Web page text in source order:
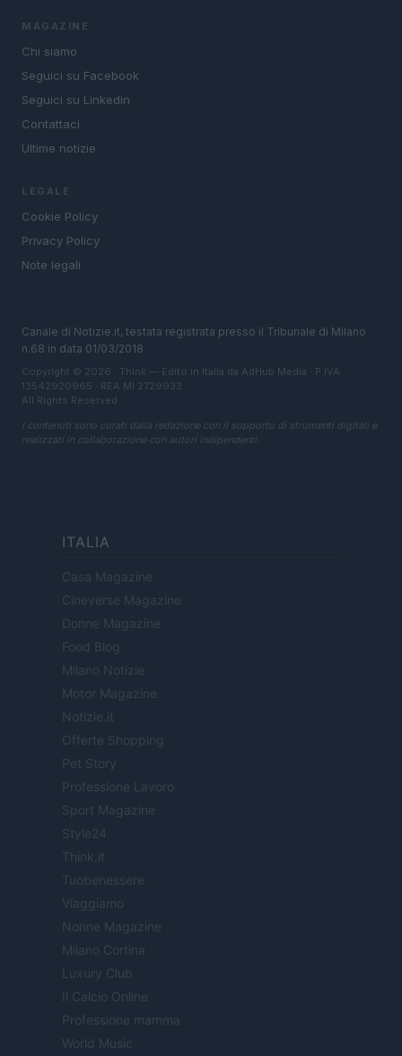
MAGAZINE
Chi siamo
Seguici su Facebook
Seguici su Linkedin
Contattaci
Ultime notizie
LEGALE
Cookie Policy
Privacy Policy
Note legali
Canale di Notizie.it, testata registrata presso il Tribunale di Milano
n.68 in data 01/03/2018
Copyright © 2026 · Think — Edito in Italia da AdHub Media · P.IVA
13542920965 · REA MI 2729933
All Rights Reserved
I contenuti sono curati dalla redazione con il supporto di strumenti digitali e
realizzati in collaborazione con autori indipendenti.
ITALIA
Casa Magazine
Cineverse Magazine
Donne Magazine
Food Blog
Milano Notizie
Motor Magazine
Notizie.it
Offerte Shopping
Pet Story
Professione Lavoro
Sport Magazine
Style24
Think.it
Tuobenessere
Viaggiamo
Nonne Magazine
Milano Cortina
Luxury Club
Il Calcio Online
Professione mamma
World Music